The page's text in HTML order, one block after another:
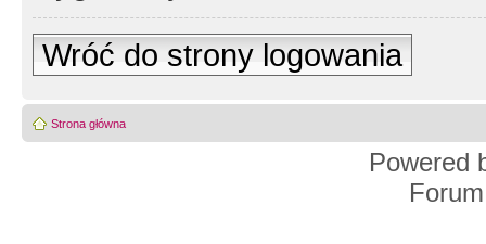
Wróć do strony logowania
Strona główna
Powered